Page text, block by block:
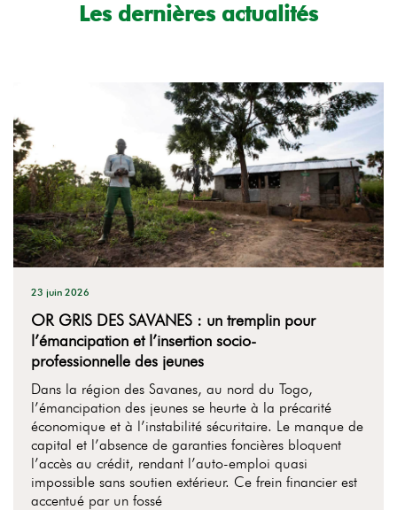
Les dernières actualités
OR GRIS DES SAVANES : un tremplin pour
l’émancipation et l’insertion socio-
professionnelle des jeunes
23 juin 2026
Dans la région des Savanes, au nord du Togo,
l’émancipation des jeunes se heurte à la précarité
économique et à l’instabilité sécuritaire. Le manque de
capital et l’absence de garanties foncières bloquent
l’accès au crédit, rendant l’auto-emploi quasi
impossible sans soutien extérieur. Ce frein financier est
accentué par un fossé